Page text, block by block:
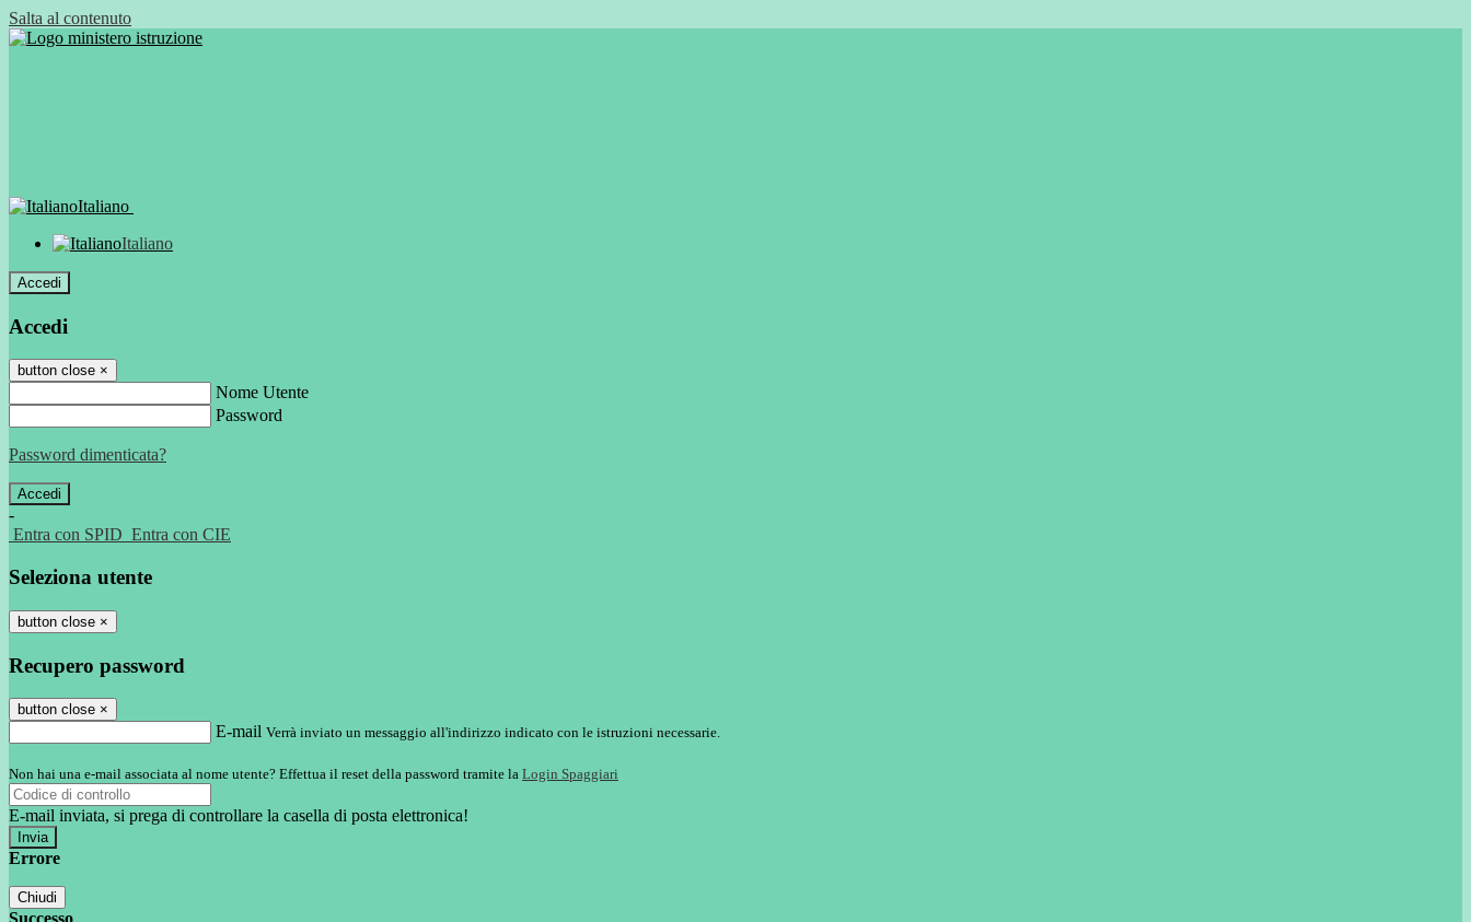
Salta al contenuto
Italiano
Italiano
Accedi
Accedi
button close ×
Nome Utente
Password
Password dimenticata?
-
Entra con SPID Entra con CIE
Seleziona utente
button close ×
Recupero password
button close ×
E-mail Verrà inviato un messaggio all'indirizzo indicato con le istruzioni necessarie.
Non hai una e-mail associata al nome utente? Effettua il reset della password tramite la Login Spaggiari
E-mail inviata, si prega di controllare la casella di posta elettronica!
Errore
Chiudi